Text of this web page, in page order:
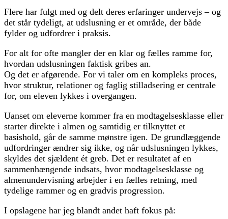
Flere har fulgt med og delt deres erfaringer undervejs – og
det står tydeligt, at udslusning er et område, der både
fylder og udfordrer i praksis.
For alt for ofte mangler der en klar og fælles ramme for,
hvordan udslusningen faktisk gribes an.
Og det er afgørende. For vi taler om en kompleks proces,
hvor struktur, relationer og faglig stilladsering er centrale
for, om eleven lykkes i overgangen.
Uanset om eleverne kommer fra en modtagelsesklasse eller
starter direkte i almen og samtidig er tilknyttet et
basishold, går de samme mønstre igen. De grundlæggende
udfordringer ændrer sig ikke, og når udslusningen lykkes,
skyldes det sjældent ét greb. Det er resultatet af en
sammenhængende indsats, hvor modtagelsesklasse og
almenundervisning arbejder i en fælles retning, med
tydelige rammer og en gradvis progression.
I opslagene har jeg blandt andet haft fokus på: